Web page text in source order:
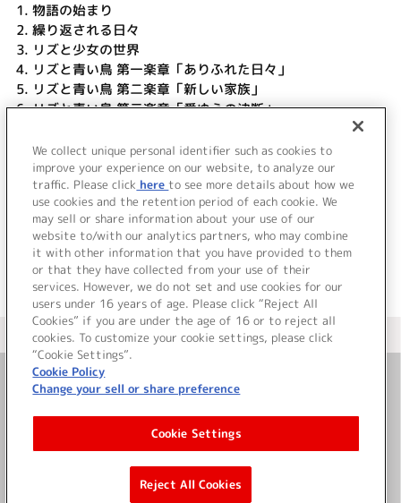
1. 物語の始まり
2. 繰り返される日々
3. リズと少女の世界
4. リズと青い鳥 第一楽章「ありふれた日々」
5. リズと青い鳥 第二楽章「新しい家族」
6.リズと青い鳥 第三楽章「愛ゆえの決断」
リズと青い鳥 コンクール用編曲Ver.
みぞれと梨々花のオーボエ練習曲
＜ BACK
＜ カタログサイト トップページへ
お問い合わせ
サイト利用について
We collect unique personal identifier such as cookies to
improve your experience on our website, to analyze our
traffic. Please click here to see more details about how we
use cookies and the retention period of each cookie. We
may sell or share information about your use of our
website to/with our analytics partners, who may combine
it with other information that you have provided to them
or that they have collected from your use of their
services. However, we do not set and use cookies for our
users under 16 years of age. Please click “Reject All
Cookies” if you are under the age of 16 or to reject all
cookies. To customize your cookie settings, please click
“Cookie Settings”.
Cookie Policy
Change your sell or share preference
Cookie Settings
Reject All Cookies